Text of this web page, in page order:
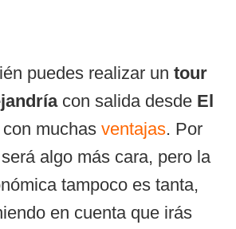
puedes realizar un tour
con salida desde El
muchas ventajas. Por
algo más cara, pero la
tampoco es tanta,
en cuenta que irás